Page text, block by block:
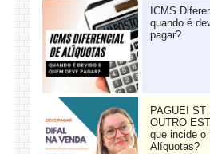
ICMS
quando é
pagar?
PAGUEI ST
OUTRO
que incide o
Alíquotas?